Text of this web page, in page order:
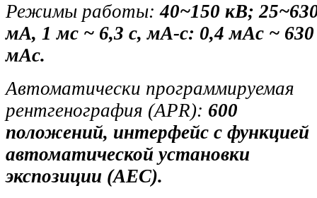
Режимы работы: 40~150 кВ;
мА, 1 мс ~ 6,3 с, мА-с: 0,4 мАс ~ 630
мАс.
Автоматически программируемая
рентгенография (APR): 600
положений, интерфейс с функцией
автоматической установки
экспозиции (AEC).